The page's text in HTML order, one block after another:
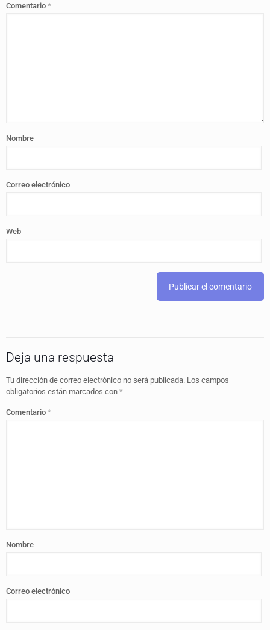
Comentario *
Nombre
Correo electrónico
Web
Deja una respuesta
Tu dirección de correo electrónico no será publicada. Los campos
obligatorios están marcados con *
Comentario *
Nombre
Correo electrónico